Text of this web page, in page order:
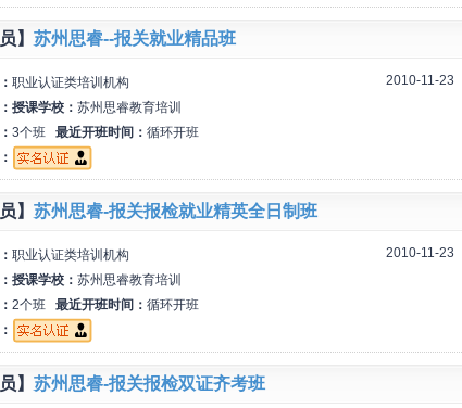
】 苏州思睿--报关就业精品班
职业认证类培训机构
授课学校： 苏州思睿教育培训
3个班 最近开班时间： 循环开班
2010-11-23
】 苏州思睿-报关报检就业精英全日制班
职业认证类培训机构
授课学校： 苏州思睿教育培训
2个班 最近开班时间： 循环开班
2010-11-23
】 苏州思睿-报关报检双证齐考班